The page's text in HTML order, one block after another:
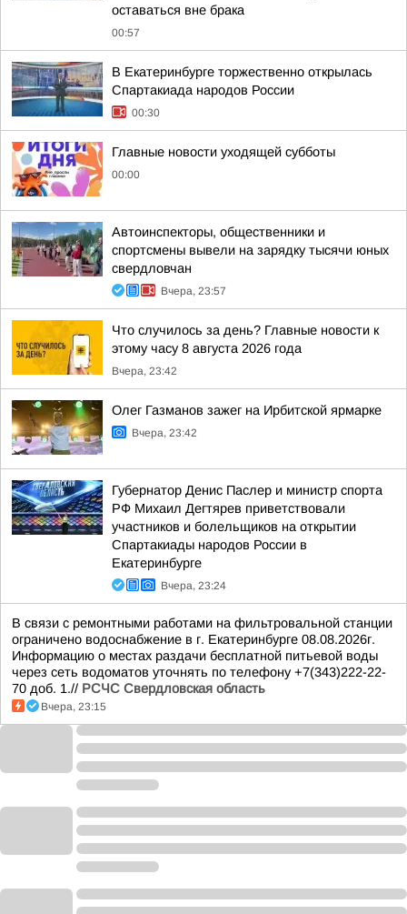
оставаться вне брака
00:57
В Екатеринбурге торжественно открылась
Спартакиада народов России
00:30
Главные новости уходящей субботы
00:00
Автоинспекторы, общественники и
спортсмены вывели на зарядку тысячи юных
свердловчан
Вчера, 23:57
Что случилось за день? Главные новости к
этому часу 8 августа 2026 года
Вчера, 23:42
Олег Газманов зажег на Ирбитской ярмарке
Вчера, 23:42
Губернатор Денис Паслер и министр спорта
РФ Михаил Дегтярев приветствовали
участников и болельщиков на открытии
Спартакиады народов России в
Екатеринбурге
Вчера, 23:24
В связи с ремонтными работами на фильтровальной станции
ограничено водоснабжение в г. Екатеринбурге 08.08.2026г.
Информацию о местах раздачи бесплатной питьевой воды
через сеть водоматов уточнять по телефону +7(343)222-22-
70 доб. 1.// РСЧС Свердловская область
Вчера, 23:15